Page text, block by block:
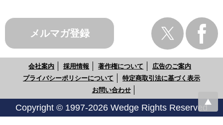
メルマガ登録
会社案内 採用情報 著作権について
広告のご案内
プライバシーポリシーについて
特定商取引法に基づく表示
お問い合わせ
Copyright © 1997-2026 Wedge Rights Reserved